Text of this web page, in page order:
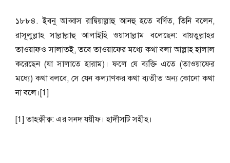
১৮৮৪. ইবনু আব্বাস রাদ্বিয়াল্লাহু আনহু হতে বর্ণিত, তিনি বলেন,
রাসূলুল্লাহ সাল্লাল্লাহু আলাইহি ওয়াসাল্লাম বলেছেন: বায়তুল্লাহর
তাওয়াফও সালাতই, তবে তাওয়াফের মধ্যে কথা বলা আল্লাহ হালাল
করেছেন (যা সালাতে হারাম)। ফলে যে ব্যক্তি এতে (তাওয়াফের
মধ্যে) কথা বলবে, সে যেন কল্যাণকর কথা ব্যতীত অন্য কোনো কথা
না বলে।[1]
[1] তাহক্বীক্ব: এর সনদ যয়ীফ। হাদীসটি সহীহ।